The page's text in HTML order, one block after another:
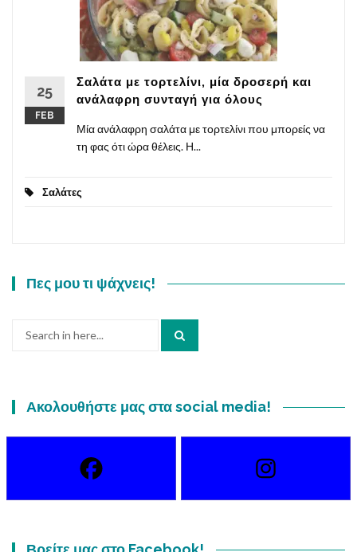
25
FEB
Σαλάτα με τορτελίνι, μία δροσερή και
ανάλαφρη συνταγή για όλους
Μία ανάλαφρη σαλάτα με τορτελίνι που μπορείς να
τη φας ότι ώρα θέλεις. Η...
Σαλάτες
Πες μου τι ψάχνεις!
Ακολουθήστε μας στα social media!